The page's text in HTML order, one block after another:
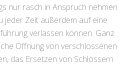
nur rasch in Anspruch nehmen
jeder Zeit außerdem auf eine
verlassen können. Ganz
Öffnung von verschlossenen
das Ersetzen von Schlössern